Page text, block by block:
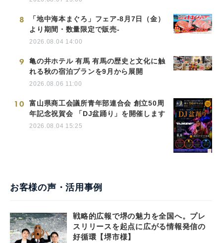
8
「地中海本まぐろ」フェア-8月7日（金）
より期間・数量限定で販売-
2026.08.04 14:00
9
亀の井ホテル 有馬 有馬の歴史と文化に触
れる秋の宿泊プランを9月から展開
2026.08.06 11:00
10
富山県商工会議所青年部連合会 創立50周
年記念祝賀会 「DJ盆踊り」を開催します
2026.08.04 15:25
お客様の声・活用事例
戦略的広報で堺の魅力を全国へ。プレ
スリリースを起点に広がる情報発信の
好循環【堺市様】